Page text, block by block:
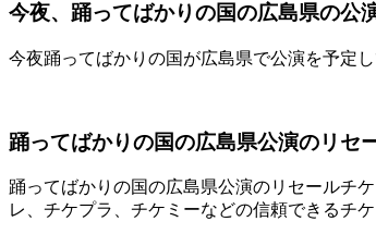
今夜、踊ってばかりの国の広島県の公
今夜踊ってばかりの国が広島県で公演を予定
踊ってばかりの国の広島県公演のリセ
踊ってばかりの国の広島県公演のリセールチ
レ、チケプラ、チケミーなどの信頼できるチ